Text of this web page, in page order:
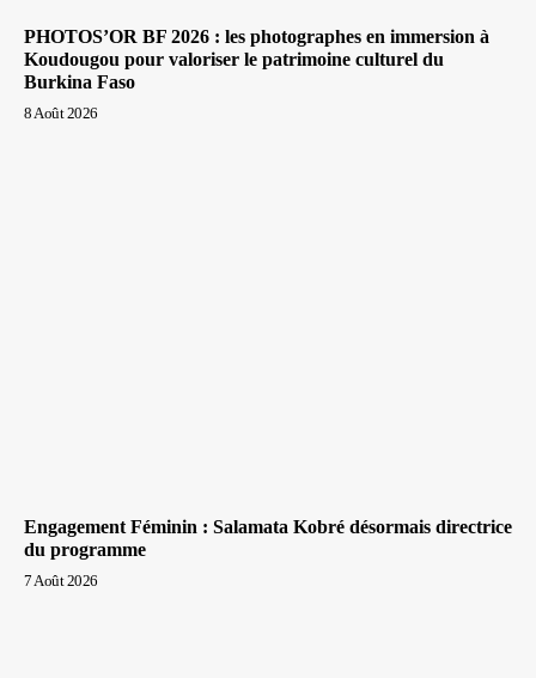
PHOTOS’OR BF 2026 : les photographes en immersion à
Koudougou pour valoriser le patrimoine culturel du
Burkina Faso
8 Août 2026
Engagement Féminin : Salamata Kobré désormais directrice
du programme
7 Août 2026